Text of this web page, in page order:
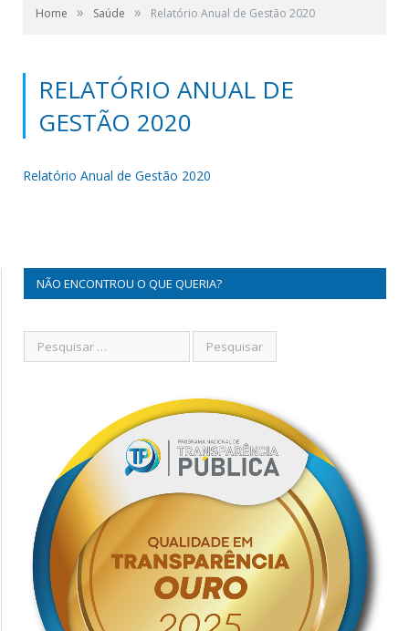
Home » Saúde » Relatório Anual de Gestão 2020
RELATÓRIO ANUAL DE
GESTÃO 2020
Relatório Anual de Gestão 2020
NÃO ENCONTROU O QUE QUERIA?